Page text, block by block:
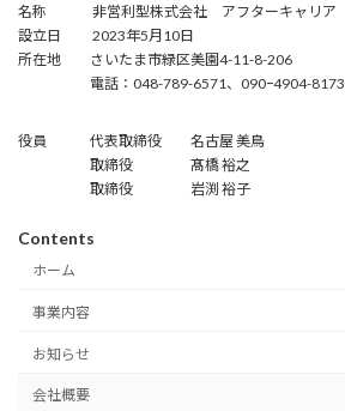
名称 非営利型株式会社 アフターキャリア
設立日 2023年5月10日
所在地 さいたま市緑区美園4-11-8-206
電話：048-789-6571、090ｰ4904-8173
役員 代表取締役 名古屋 美鳥
取締役 髙橋 裕之
取締役 岩渕 裕子
Contents
ホーム
事業内容
お知らせ
会社概要